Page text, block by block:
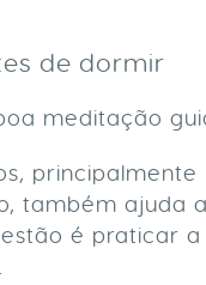
de dormir
meditação
principalmente
também ajuda
é praticar